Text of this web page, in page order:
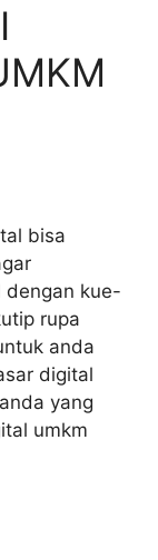
bisa
dengan kue-
rupa
anda
digital
yang
umkm